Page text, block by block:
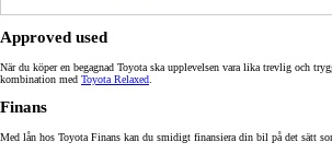
Approved used
När du köper en begagnad Toyota ska upplevelsen vara lika trevlig och
kombination med Toyota Relaxed
Finans
Med lån hos Toyota Finans kan du smidigt finansiera din bil på det sätt